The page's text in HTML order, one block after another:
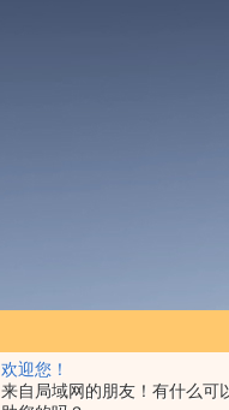
欢迎您！
来自局域网的朋友！有什么可